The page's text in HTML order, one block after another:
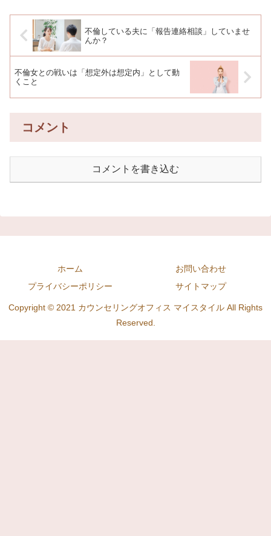
不倫している夫に「報告連絡相談」していませ
んか？
不倫女との戦いは「想定外は想定内」として動
くこと
コメント
コメントを書き込む
ホーム
お問い合わせ
プライバシーポリシー
サイトマップ
Copyright © 2021 カウンセリングオフィス マイスタイル All Rights
Reserved.